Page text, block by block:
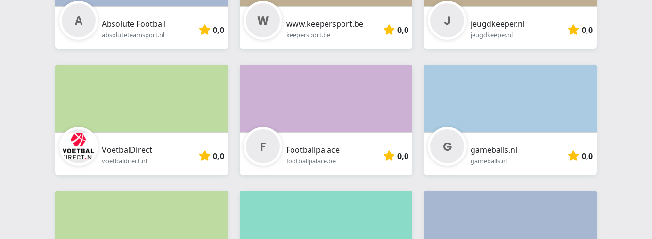
Absolute Football
absoluteteamsport.nl 0,0
www.keepersport.be
keepersport.be 0,0
jeugdkeeper.nl
jeugdkeeper.nl 0,0
VoetbalDirect
voetbaldirect.nl 0,0
Footballpalace
footballpalace.be 0,0
gameballs.nl
gameballs.nl 0,0